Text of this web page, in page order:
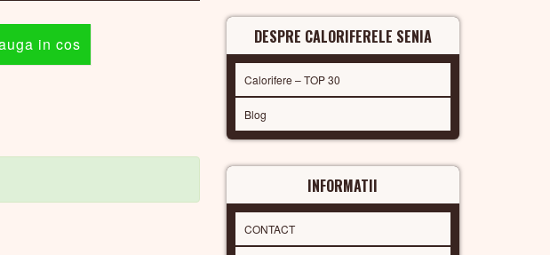
DESPRE CALORIFERELE SENIA
Calorifere – TOP 30
Blog
INFORMATII
CONTACT